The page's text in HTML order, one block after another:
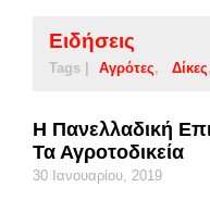
Ειδήσεις
Tags | Αγρότες Δίκες
Η Πανελλαδική
Τα Αγροτοδικεία
30 Ιανουαρίου, 2019